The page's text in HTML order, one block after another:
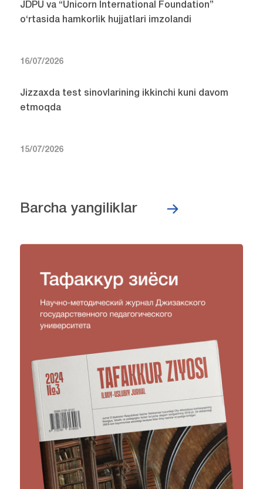
JDPU va “Unicorn International Foundation”
o‘rtasida hamkorlik hujjatlari imzolandi
16/07/2026
Jizzaxda test sinovlarining ikkinchi kuni davom
etmoqda
15/07/2026
Barcha yangiliklar